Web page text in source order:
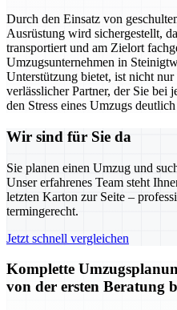
Durch den Einsatz von
Ausrüstung wird sichergestellt,
transportiert und am Zielort
Umzugsunternehmen in
Unterstützung bietet, ist nicht
verlässlicher Partner, der Sie bei
den Stress eines Umzugs
Wir sind für Sie da
Sie planen einen Umzug und
Unser erfahrenes Team steht
letzten Karton zur Seite –
termingerecht.
Jetzt schnell vergleichen
Komplette
von der ersten Beratung